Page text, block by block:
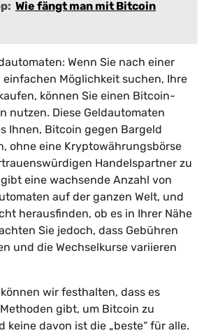
Wie fängt man mit Bitcoin
Wenn Sie nach einer
Möglichkeit suchen, Ihre
können Sie einen Bitcoin-
nutzen. Diese Geldautomaten
Ihnen, Bitcoin gegen Bargeld
ohne eine Kryptowährungsbörse
Handelspartner zu
eine wachsende Anzahl von
auf der ganzen Welt, und
herausfinden, ob es in Ihrer Nähe
Sie jedoch, dass Gebühren
und die Wechselkurse variieren
wir festhalten, dass es
gibt, um Bitcoin zu
keine davon ist die „beste“ für alle.